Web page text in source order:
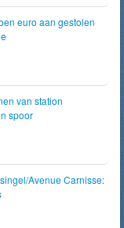
euro aan gestolen
van station
spoor
Avenue Carnisse: